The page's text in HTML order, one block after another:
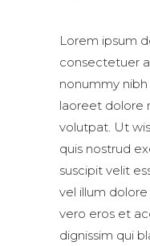
Lorem ipsum
consectetuer
nonummy
laoreet dolore
volutpat. Ut
quis nostrud
suscipit velit
vel illum
vero eros et
dignissim qui